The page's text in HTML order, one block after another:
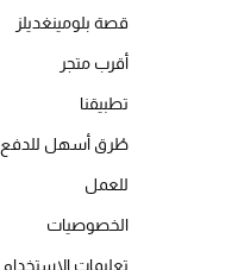
النسائية
قصة بلومينغديلز
أقرب متجر
تطبيقنا
طُرق أسهل للدفع
للعمل
الخصوصيات
تعليمات الاستخدام